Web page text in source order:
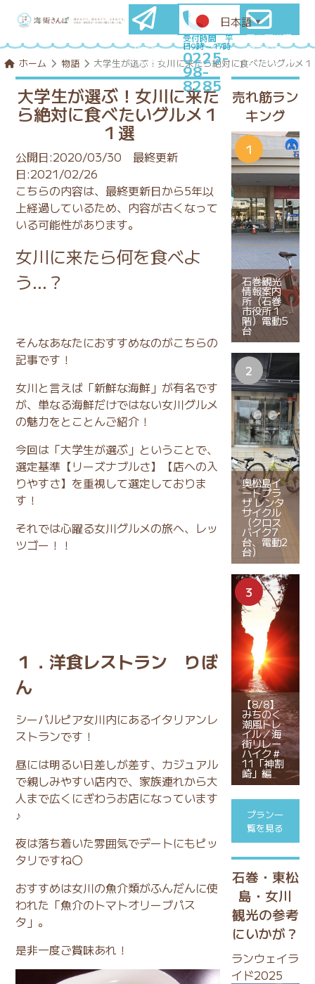
メールマ
ガ登録
はこちら
受付時間 平
日9時～17時
0225-
98-
8285
石巻圏満喫
プランを
コンシェル
ジュに相談
ホーム 物語 大学生が選ぶ！女川に来たら絶対に食べたいグルメ
大学生が選ぶ！女川に来た
ら絶対に食べたいグルメ１
１選
公開日:2020/03/30 最終更新
日:2021/02/26
こちらの内容は、最終更新日から5年以
上経過しているため、内容が古くなって
いる可能性があります。
女川に来たら何を食べよ
う…？
そんなあなたにおすすめなのがこちらの
記事です！
女川と言えば「新鮮な海鮮」が有名です
が、単なる海鮮だけではない女川グルメ
の魅力をとことんご紹介！
今回は「大学生が選ぶ」ということで、
選定基準【リーズナブルさ】【店への入
りやすさ】を重視して選定しておりま
す！
それでは心躍る女川グルメの旅へ、レッ
ツゴー！！
１．洋食レストラン りぼ
ん
シーパルピア女川内にあるイタリアンレ
ストランです！
昼には明るい日差しが差す、カジュアル
で親しみやすい店内で、家族連れから大
人まで広くにぎわうお店になっています
♪
夜は落ち着いた雰囲気でデートにもピッ
タリですね〇
おすすめは女川の魚介類がふんだんに使
われた「魚介のトマトオリーブパス
タ」。
是非一度ご賞味あれ！
売れ筋ラン
キング
石巻観光
情報案内
所（石巻
市役所１
階）電動5
台
奥松島イ
ートプラ
ザ レンタ
サイクル
（クロス
バイク7
台、電動2
台）
【8/8】
みちのく
潮風トレ
イル／海
街リレー
ハイク＃
11「神割
崎」編
プラン一
覧を見る
石巻・東松
島・女川
観光の参考
にいかが？
ランウェイラ
イド2025
日本語 ▼